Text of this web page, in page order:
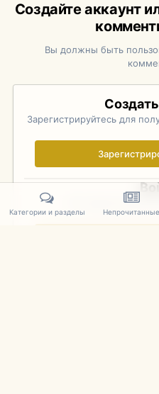
Создайте аккаунт
Вы должны быть
Зарегистрируйтесь для
Уже
Категории и разделы Непрочитанные